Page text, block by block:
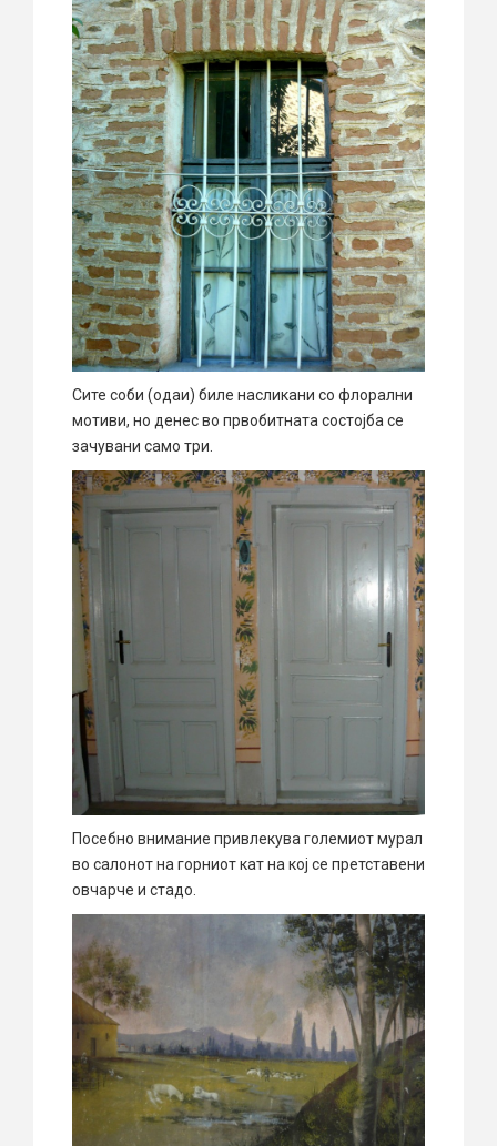
Сите соби (одаи) биле насликани со флорални
мотиви, но денес во првобитната состојба се
зачувани само три.
Посебно внимание привлекува големиот мурал
во салонот на горниот кат на кој се претставени
овчарче и стадо.